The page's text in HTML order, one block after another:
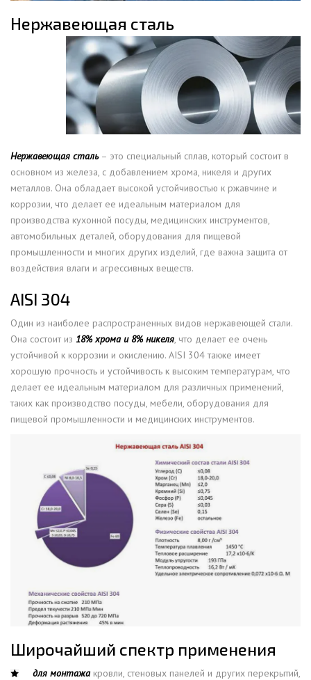
Нержавеющая сталь
Нержавеющая сталь– это специальный сплав, который состоит в
основном из железа, с добавлением хрома, никеля и других
металлов. Она обладает высокой устойчивостью к ржавчине и
коррозии, что делает ее идеальным материалом для
производства кухонной посуды, медицинских инструментов,
автомобильных деталей, оборудования для пищевой
промышленности и многих других изделий, где важна защита от
воздействия влаги и агрессивных веществ.
AISI 304
Один из наиболее распространенных видов нержавеющей стали.
Она состоит из 18% хрома и 8% никеля, что делает ее очень
устойчивой к коррозии и окислению. AISI 304 также имеет
хорошую прочность и устойчивость к высоким температурам, что
делает ее идеальным материалом для различных применений,
таких как производство посуды, мебели, оборудования для
пищевой промышленности и медицинских инструментов.
Широчайший спектр применения
для монтажа кровли, стеновых панелей и других перекрытий,